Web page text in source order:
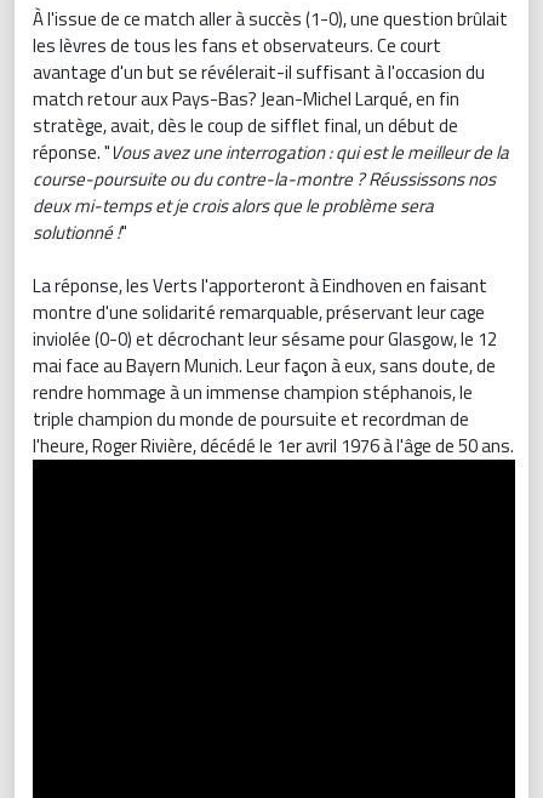
À l'issue de ce match aller à succès (1-0), une question brûlait
les lèvres de tous les fans et observateurs. Ce court
avantage d'un but se révélerait-il suffisant à l'occasion du
match retour aux Pays-Bas? Jean-Michel Larqué, en fin
stratège, avait, dès le coup de sifflet final, un début de
réponse. "Vous avez une interrogation : qui est le meilleur de la
course-poursuite ou du contre-la-montre ? Réussissons nos
deux mi-temps et je crois alors que le problème sera
solutionné !"
La réponse, les Verts l'apporteront à Eindhoven en faisant
montre d'une solidarité remarquable, préservant leur cage
inviolée (0-0) et décrochant leur sésame pour Glasgow, le 12
mai face au Bayern Munich. Leur façon à eux, sans doute, de
rendre hommage à un immense champion stéphanois, le
triple champion du monde de poursuite et recordman de
l'heure, Roger Rivière, décédé le 1er avril 1976 à l'âge de 50 ans.